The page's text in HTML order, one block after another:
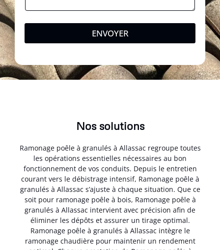
ENVOYER
Nos solutions
Ramonage poêle à granulés à Allassac regroupe toutes
les opérations essentielles nécessaires au bon
fonctionnement de vos conduits. Depuis le entretien
courant vers le débistrage intensif, Ramonage poêle à
granulés à Allassac s’ajuste à chaque situation. Que ce
soit pour ramonage poêle à bois, Ramonage poêle à
granulés à Allassac intervient avec précision afin de
éliminer les dépôts et assurer un tirage optimal.
Ramonage poêle à granulés à Allassac intègre le
ramonage chaudière pour maintenir un rendement